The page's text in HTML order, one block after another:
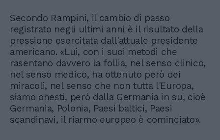
Secondo Rampini, il cambio di passo
registrato negli ultimi anni è il risultato della
pressione esercitata dall'attuale presidente
americano. «Lui, con i suoi metodi che
rasentano davvero la follia, nel senso clinico,
nel senso medico, ha ottenuto però dei
miracoli, nel senso che non tutta l'Europa,
siamo onesti, però dalla Germania in su, cioè
Germania, Polonia, Paesi baltici, Paesi
scandinavi, il riarmo europeo è cominciato».